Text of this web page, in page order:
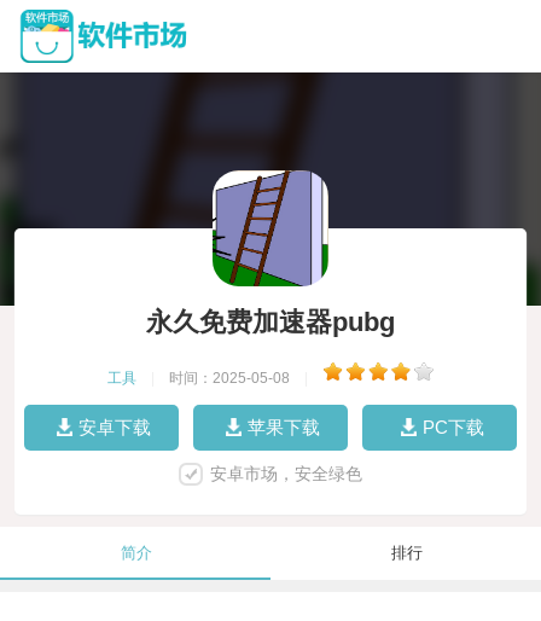
永久免费加速器pubg
工具 时间：2025-05-08
安卓下载 苹果下载 PC下载
安卓市场，安全绿色
简介 排行